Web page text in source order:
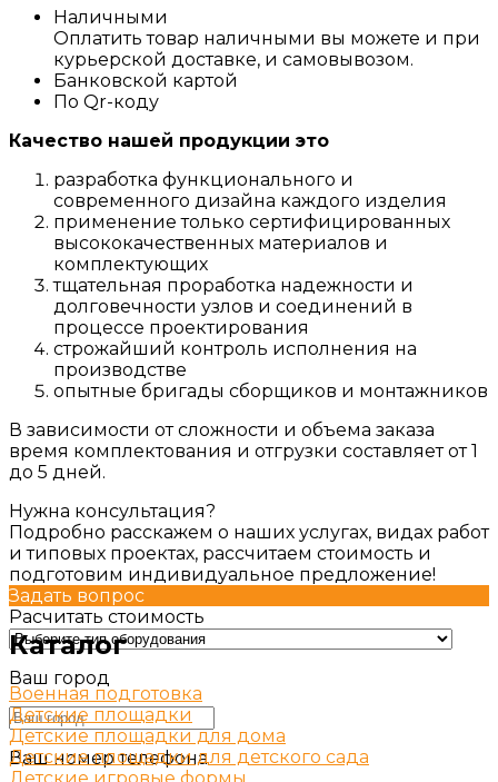
Наличными
Оплатить товар наличными вы можете и при
курьерской доставке, и самовывозом.
Банковской картой
По Qr-коду
Качество нашей продукции это
разработка функционального и
современного дизайна каждого изделия
применение только сертифицированных
высококачественных материалов и
комплектующих
тщательная проработка надежности и
долговечности узлов и соединений в
процессе проектирования
строжайший контроль исполнения на
производстве
опытные бригады сборщиков и монтажников
В зависимости от сложности и объема заказа
время комплектования и отгрузки составляет от 1
до 5 дней.
Нужна консультация?
Подробно расскажем о наших услугах, видах работ
и типовых проектах, рассчитаем стоимость и
подготовим индивидуальное предложение!
Задать вопрос
Каталог
Военная подготовка
Детские площадки
Детские площадки для дома
Детские площадки для детского сада
Расчитать стоимость
Ваш город
Ваш номер телефона